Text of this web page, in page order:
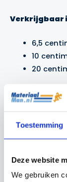
Toestemming
Deze website
We gebruiken
Verkrijgbaar
6,5
10
20